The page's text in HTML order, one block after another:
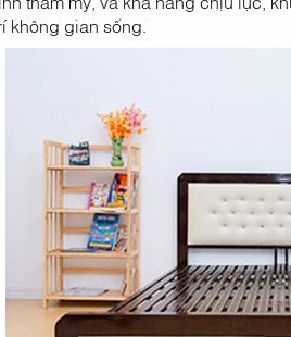
không gian sống.